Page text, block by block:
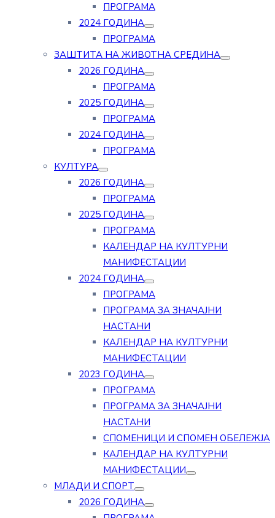
ПРОГРАМА
2024 ГОДИНА
ПРОГРАМА
ЗАШТИТА НА ЖИВОТНА СРЕДИНА
2026 ГОДИНА
ПРОГРАМА
2025 ГОДИНА
ПРОГРАМА
2024 ГОДИНА
ПРОГРАМА
КУЛТУРА
2026 ГОДИНА
ПРОГРАМА
2025 ГОДИНА
ПРОГРАМА
КАЛЕНДАР НА КУЛТУРНИ
МАНИФЕСТАЦИИ
2024 ГОДИНА
ПРОГРАМА
ПРОГРАМА ЗА ЗНАЧАЈНИ
НАСТАНИ
КАЛЕНДАР НА КУЛТУРНИ
МАНИФЕСТАЦИИ
2023 ГОДИНА
ПРОГРАМА
ПРОГРАМА ЗА ЗНАЧАЈНИ
НАСТАНИ
СПОМЕНИЦИ И СПОМЕН ОБЕЛЕЖЈА
КАЛЕНДАР НА КУЛТУРНИ
МАНИФЕСТАЦИИ
МЛАДИ И СПОРТ
2026 ГОДИНА